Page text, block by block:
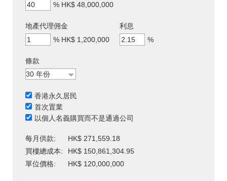
% HK$ 48,000,000
地產代理佣金
% HK$ 1,200,000
利息
%
條款
香港永久居民
首次置業
以個人名義購買而不是通過公司
每月供款:
HK$ 271,559.18
買樓總成本:
HK$ 150,861,304.95
單位價格:
HK$ 120,000,000